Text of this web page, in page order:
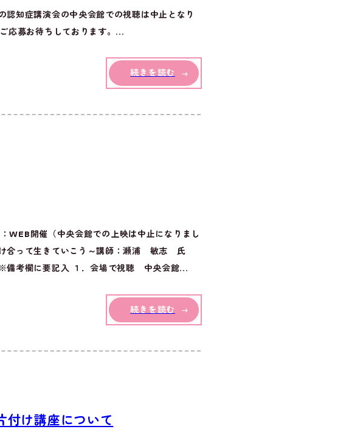
知症講演会の中央会館での視聴は中止となり
応募お待ちしております。...
続きを読む
WEB開催（中央会館での上映は中止になりまし
合って生きていこう～講師：瀬浦 敏志 氏
考欄に要記入 １．会場で視聴 中央会館...
続きを読む
付け講座について